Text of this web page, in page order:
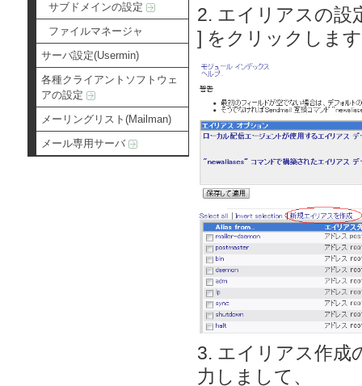
サブドメインの設定
ファイルマネージャ
サーバ設定(Usermin)
各種クライアントソフトウェ
アの設定
メーリングリスト(Mailman)
メール専用サーバ
2. エイリアスの設
] をクリックします
3. エイリアス作成
力しまして、